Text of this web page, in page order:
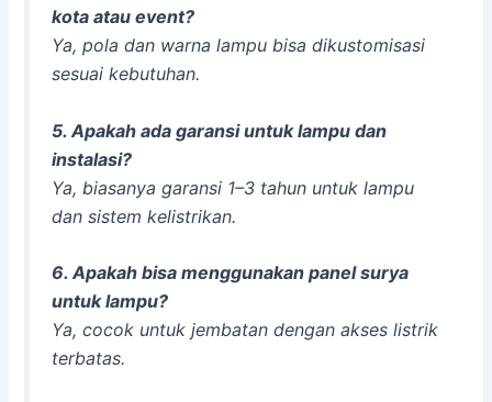
kota atau event?
Ya, pola dan warna lampu bisa dikustomisasi
sesuai kebutuhan.
5. Apakah ada garansi untuk lampu dan
instalasi?
Ya, biasanya garansi 1–3 tahun untuk lampu
dan sistem kelistrikan.
6. Apakah bisa menggunakan panel surya
untuk lampu?
Ya, cocok untuk jembatan dengan akses listrik
terbatas.